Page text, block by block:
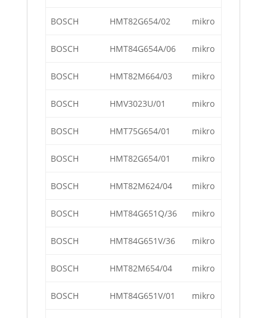
BOSCH HMT82G654/02 mikro
BOSCH HMT84G654A/06 mikro
BOSCH HMT82M664/03 mikro
BOSCH HMV3023U/01 mikro
BOSCH HMT75G654/01 mikro
BOSCH HMT82G654/01 mikro
BOSCH HMT82M624/04 mikro
BOSCH HMT84G651Q/36 mikro
BOSCH HMT84G651V/36 mikro
BOSCH HMT82M654/04 mikro
BOSCH HMT84G651V/01 mikro